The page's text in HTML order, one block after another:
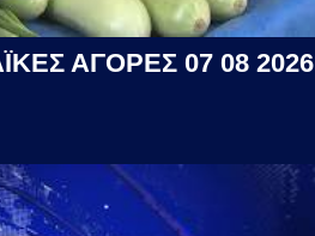
ΑΓΟΡΕΣ 07 08 2026